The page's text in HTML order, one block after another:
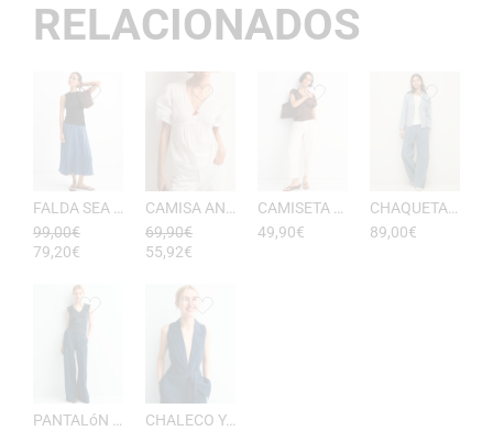
RELACIONADOS
99,00€
79,20€
69,90€
55,92€
49,90€
89,00€
PANTALóN YUKATA MUJER RAYAS DE ESEOESE CHALECO YUKATA MUJER DE RAYAS ESEOESE